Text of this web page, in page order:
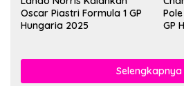
Oscar Piastri Formula 1 GP
Hungaria 2025
GP
Selengkapnya